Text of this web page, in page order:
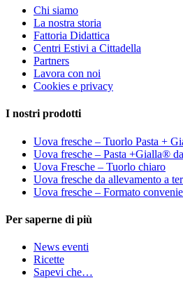
Chi siamo
La nostra storia
Fattoria Didattica
Centri Estivi a Cittadella
Partners
Lavora con noi
Cookies e privacy
I nostri prodotti
Uova fresche – Tuorlo Pasta +
Uova fresche – Pasta +Gialla®
Uova Fresche – Tuorlo chiaro
Uova fresche da allevamento a
Uova fresche – Formato
Per saperne di più
News eventi
Ricette
Sapevi che…